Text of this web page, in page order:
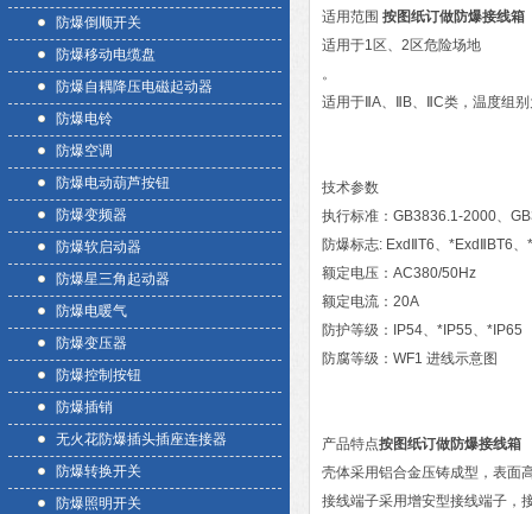
防爆倒顺开关
防爆移动电缆盘
防爆自耦降压电磁起动器
防爆电铃
防爆空调
防爆电动葫芦按钮
防爆变频器
防爆软启动器
防爆星三角起动器
防爆电暖气
防爆变压器
防爆控制按钮
防爆插销
无火花防爆插头插座连接器
防爆转换开关
防爆照明开关
适用范围 按图纸订做防爆接线箱
适用于1区、2区危险场地
。
适用于ⅡA、ⅡB、ⅡC类，温度组
技术参数
执行标准：GB3836.1-2000、
防爆标志: ExdⅡT6、*ExdⅡBT6
额定电压：AC380/50Hz
额定电流：20A
防护等级：IP54、*IP55、*IP65
防腐等级：WF1 进线示意图
产品特点按图纸订做防爆接线箱
壳体采用铝合金压铸成型，表面
接线端子采用增安型接线端子，